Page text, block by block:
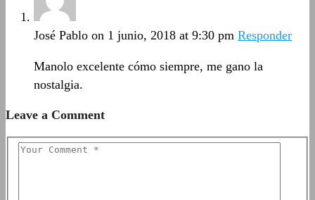
José Pablo on 1 junio, 2018 at 9:30 pm Responder
Manolo excelente cómo siempre, me gano la
nostalgia.
Leave a Comment